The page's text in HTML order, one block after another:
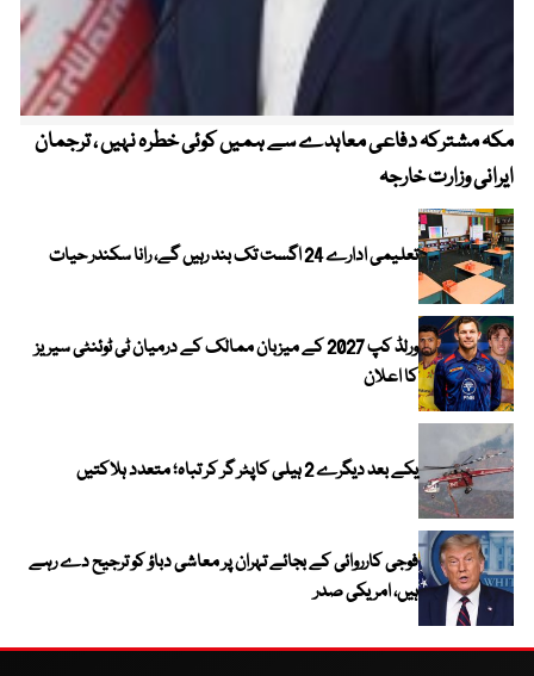
مکہ مشترکہ دفاعی معاہدے سے ہمیں کوئی خطرہ نہیں ، ترجمان
ایرانی وزارت خارجہ
تعلیمی ادارے 24 اگست تک بند رہیں گے، رانا سکندر حیات
ورلڈ کپ 2027 کے میزبان ممالک کے درمیان ٹی ٹوئنٹی سیریز
کا اعلان
یکے بعد دیگرے 2 ہیلی کاپٹر گر کر تباہ؛ متعدد ہلاکتیں
فوجی کارروائی کے بجائے تہران پر معاشی دباؤ کو ترجیح دے رہے
ہیں، امریکی صدر